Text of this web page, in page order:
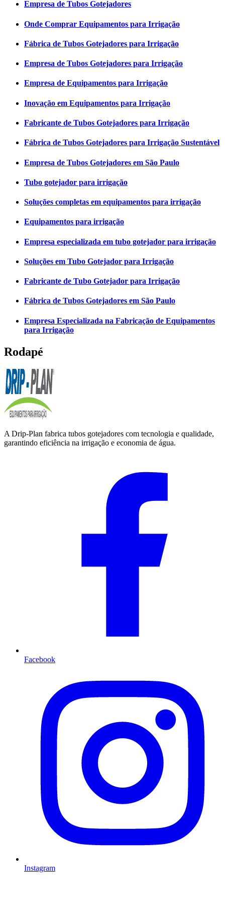
Empresa de Tubos Gotejadores
Onde Comprar Equipamentos para Irrigação
Fábrica de Tubos Gotejadores para Irrigação
Empresa de Tubos Gotejadores para Irrigação
Empresa de Equipamentos para Irrigação
Inovação em Equipamentos para Irrigação
Fabricante de Tubos Gotejadores para Irrigação
Fábrica de Tubos Gotejadores para Irrigação Sustentável
Empresa de Tubos Gotejadores em São Paulo
Tubo gotejador para irrigação
Soluções completas em equipamentos para irrigação
Equipamentos para irrigação
Empresa especializada em tubo gotejador para irrigação
Soluções em Tubo Gotejador para Irrigação
Fabricante de Tubo Gotejador para Irrigação
Fábrica de Tubos Gotejadores em São Paulo
Empresa Especializada na Fabricação de Equipamentos
para Irrigação
Rodapé
A Drip-Plan fabrica tubos gotejadores com tecnologia e qualidade,
garantindo eficiência na irrigação e economia de água.
Facebook
Instagram